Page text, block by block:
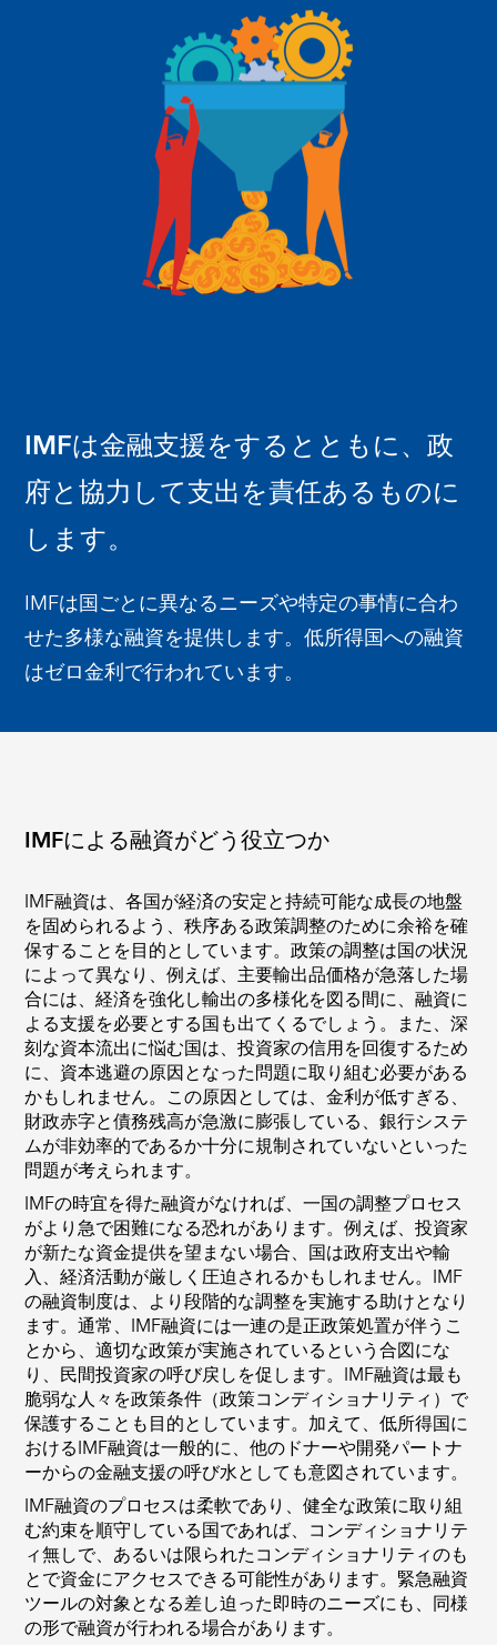
IMFは金融支援をするとともに、政
府と協力して支出を責任あるものに
します。
IMFは国ごとに異なるニーズや特定の事情に合わ
せた多様な融資を提供します。低所得国への融資
はゼロ金利で行われています。
IMFによる融資がどう役立つか
IMF融資は、各国が経済の安定と持続可能な成長の地盤
を固められるよう、秩序ある政策調整のために余裕を確
保することを目的としています。政策の調整は国の状況
によって異なり、例えば、主要輸出品価格が急落した場
合には、経済を強化し輸出の多様化を図る間に、融資に
よる支援を必要とする国も出てくるでしょう。また、深
刻な資本流出に悩む国は、投資家の信用を回復するため
に、資本逃避の原因となった問題に取り組む必要がある
かもしれません。この原因としては、金利が低すぎる、
財政赤字と債務残高が急激に膨張している、銀行システ
ムが非効率的であるか十分に規制されていないといった
問題が考えられます。
IMFの時宜を得た融資がなければ、一国の調整プロセス
がより急で困難になる恐れがあります。例えば、投資家
が新たな資金提供を望まない場合、国は政府支出や輸
入、経済活動が厳しく圧迫されるかもしれません。IMF
の融資制度は、より段階的な調整を実施する助けとなり
ます。通常、IMF融資には一連の是正政策処置が伴うこ
とから、適切な政策が実施されているという合図にな
り、民間投資家の呼び戻しを促します。IMF融資は最も
脆弱な人々を政策条件（政策コンディショナリティ）で
保護することも目的としています。加えて、低所得国に
おけるIMF融資は一般的に、他のドナーや開発パートナ
ーからの金融支援の呼び水としても意図されています。
IMF融資のプロセスは柔軟であり、健全な政策に取り組
む約束を順守している国であれば、コンディショナリテ
ィ無しで、あるいは限られたコンディショナリティのも
とで資金にアクセスできる可能性があります。緊急融資
ツールの対象となる差し迫った即時のニーズにも、同様
の形で融資が行われる場合があります。